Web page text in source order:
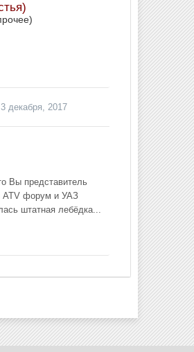
3 декабря, 2017
Вы представитель
ATV форум и УАЗ
штатная лебёдка...